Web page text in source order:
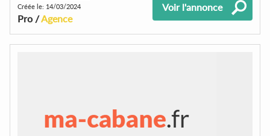
Créée le: 14/03/2024
Pro /Agence
Voir l'annonce